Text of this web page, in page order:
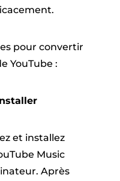
pour convertir
YouTube :
et installez
Music
Après